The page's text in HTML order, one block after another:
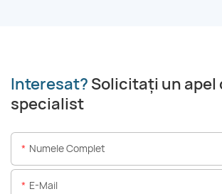
Interesat? Solicitați un apel
specialist
Numele Complet
E-Mail